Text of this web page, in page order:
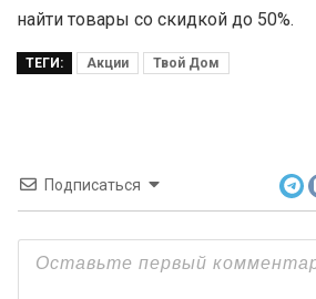
найти товары со скидкой до 50%.
ТЕГИ: Акции Твой Дом
Подписаться